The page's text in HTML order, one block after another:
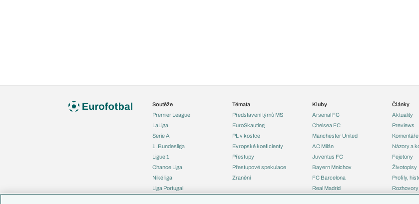
Soutěže
Premier League
LaLiga
Serie A
1. Bundesliga
Ligue 1
Chance Liga
Niké liga
Liga Portugal
Témata
Představení týmů MS
EuroSkauting
PL v kostce
Evropské koeficienty
Přestupy
Přestupové spekulace
Zranění
Kluby
Arsenal FC
Chelsea FC
Manchester United
AC Milán
Juventus FC
Bayern Mnichov
FC Barcelona
Real Madrid
Články
Aktuality
Previews
Názory a
Fejetony
Životopisy
Profily,
Rozhovory